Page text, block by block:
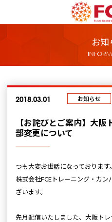
お知
2018.03.01 お知らせ
【お詫びとご案内】大
部変更について
つも大変お世話になっております。
株式会社FCEトレーニング・カ
ざいます。
先月配信いたしました、大阪ト